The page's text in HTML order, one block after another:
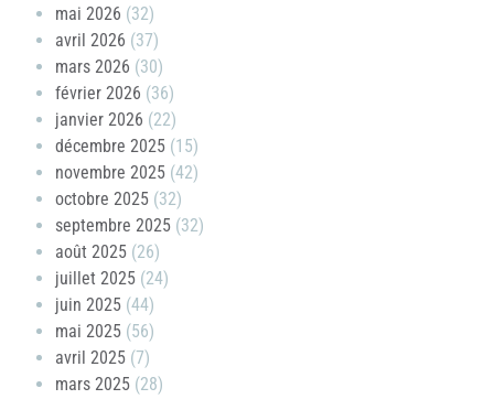
mai 2026 (32)
avril 2026 (37)
mars 2026 (30)
février 2026 (36)
janvier 2026 (22)
décembre 2025 (15)
novembre 2025 (42)
octobre 2025 (32)
septembre 2025 (32)
août 2025 (26)
juillet 2025 (24)
juin 2025 (44)
mai 2025 (56)
avril 2025 (7)
mars 2025 (28)